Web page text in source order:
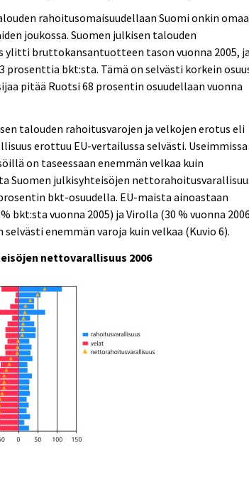
rahoitusomaisuudellaan Suomi onkin omaa
joukossa. Suomen julkisen talouden
ylitti bruttokansantuotteen tason vuonna 2005,
prosenttia bkt:sta. Tämä on selvästi korkein
pitää Ruotsi 68 prosentin osuudellaan vuonna
talouden rahoitusvarojen ja velkojen erotus eli
erottuu EU-vertailussa selvästi. Useimmissa
on taseessaan enemmän velkaa kuin
Suomen julkisyhteisöjen
bkt-osuudella. EU-maista ainoastaan
bkt:sta vuonna 2005) ja Virolla (30 % vuonna
selvästi enemmän varoja kuin velkaa (Kuvio 6).
nettovarallisuus 2006